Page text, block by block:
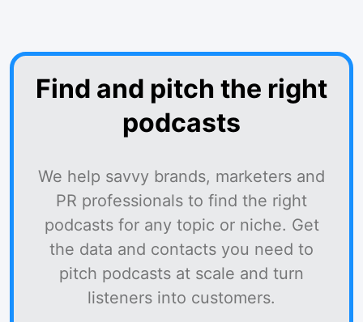
Find and pitch the right
podcasts
We help savvy brands, marketers and
PR professionals to find the right
podcasts for any topic or niche. Get
the data and contacts you need to
pitch podcasts at scale and turn
listeners into customers.